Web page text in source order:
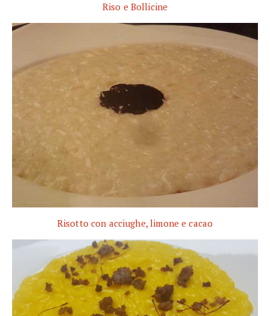
Riso e Bollicine
Risotto con acciughe, limone e cacao